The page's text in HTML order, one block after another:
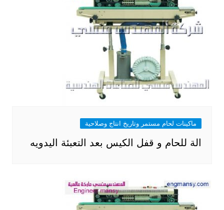
ماكينات لحام مستمر وتاريخ انتاج وصلاحية
الة للحام و قفل الكيس بعد التعبئة اليدويه